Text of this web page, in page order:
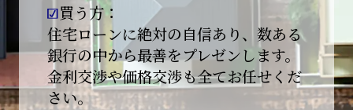
2026-01-09
【新年あけましておめでとうございます】
本日より始業いたしました。
昨年は多くのご縁とご支援をいただき、心より
買う方：
住宅ローンに絶対の自信あり、数ある
銀行の中から最善をプレゼンします。
金利交渉や価格交渉も全てお任せくだ
さい。